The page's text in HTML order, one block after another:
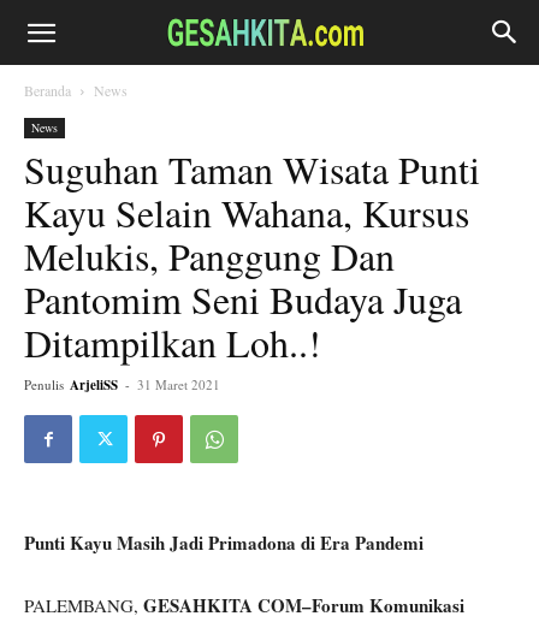
Beranda News
News
Suguhan Taman Wisata Punti
Kayu Selain Wahana, Kursus
Melukis, Panggung Dan
Pantomim Seni Budaya Juga
Ditampilkan Loh..!
Penulis ArjeliSS - 31 Maret 2021
Punti Kayu Masih Jadi Primadona di Era Pandemi
PALEMBANG, GESAHKITA COM–Forum Komunikasi